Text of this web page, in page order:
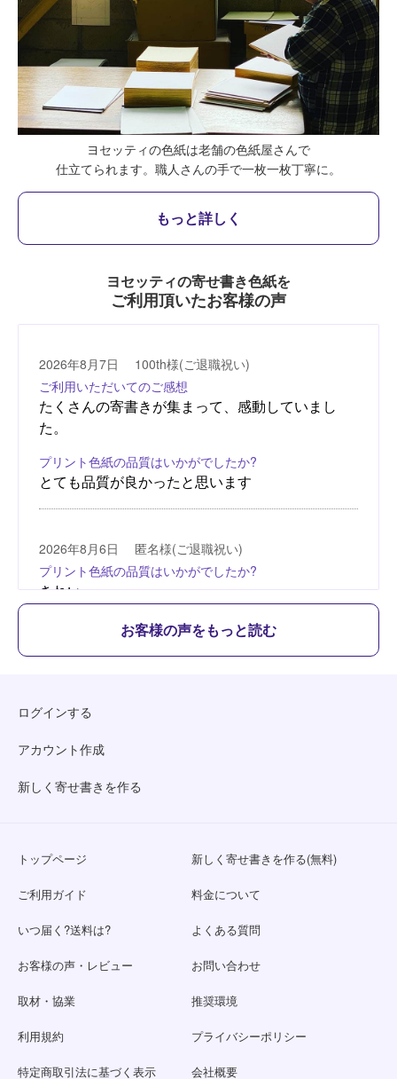
ヨセッティの色紙は老舗の色紙屋さんで
仕立てられます。 職人さんの手で一枚一枚丁寧に。
もっと詳しく
ヨセッティの寄せ書き色紙を
ご利用頂いたお客様の声
お客様の声をもっと読む
ログインする
アカウント作成
新しく寄せ書きを作る
トップページ 新しく寄せ書きを作る(無料)
ご利用ガイド 料金について
いつ届く?送料は? よくある質問
お客様の声・レビュー お問い合わせ
取材・協業 推奨環境
利用規約 プライバシーポリシー
特定商取引法に基づく表示 会社概要